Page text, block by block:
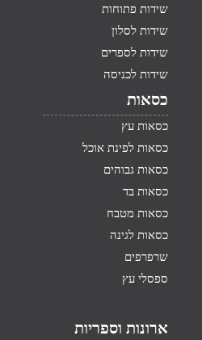
שידות פתוחות
שידות לסלון
שידות לספרים
שידות לכניסה
כסאות
כסאות עץ
כסאות לפינת אוכל
כסאות גבוהים
כסאות בד
כסאות מטבח
כסאות לגינה
שרפרפים
ספסלי עץ
ארונות וספריות